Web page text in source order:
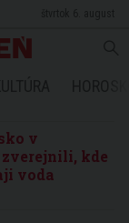
v
kde
voda